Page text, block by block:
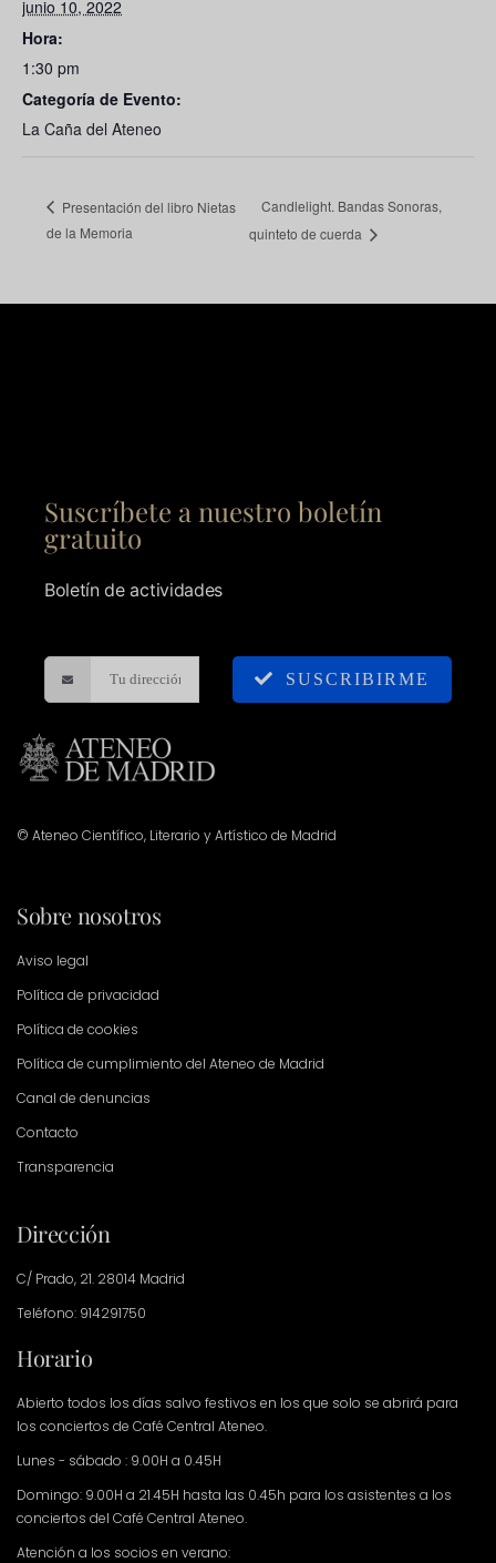
junio 10, 2022
Hora:
1:30 pm
Categoría de Evento:
La Caña del Ateneo
Presentación del libro Nietas
de la Memoria
Candlelight. Bandas Sonoras,
quinteto de cuerda
Suscríbete a nuestro boletín
gratuito
Boletín de actividades
SUSCRIBIRME
© Ateneo Científico, Literario y Artístico de Madrid
Sobre nosotros
Aviso legal
Política de privacidad
Política de cookies
Política de cumplimiento del Ateneo de Madrid
Canal de denuncias
Contacto
Transparencia
Dirección
C/ Prado, 21. 28014 Madrid
Teléfono: 914291750
Horario
Abierto todos los días salvo festivos en los que solo se abrirá para
los conciertos de Café Central Ateneo.
Lunes - sábado : 9.00H a 0.45H
Domingo: 9.00H a 21.45H hasta las 0.45h para los asistentes a los
conciertos del Café Central Ateneo.
Atención a los socios en verano: